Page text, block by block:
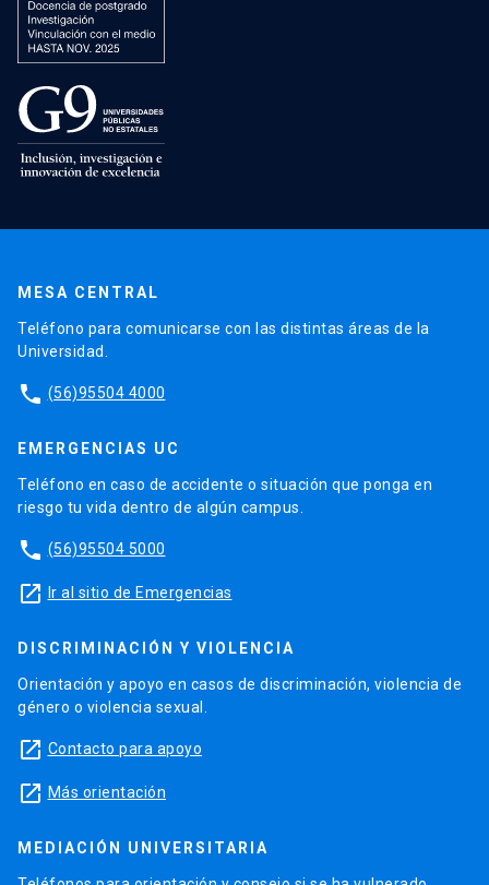
MESA CENTRAL
Teléfono para comunicarse con las distintas áreas de la
Universidad.
phone (56)95504 4000
EMERGENCIAS UC
Teléfono en caso de accidente o situación que ponga en
riesgo tu vida dentro de algún campus.
phone (56)95504 5000
launch Ir al sitio de Emergencias
DISCRIMINACIÓN Y VIOLENCIA
Orientación y apoyo en casos de discriminación, violencia de
género o violencia sexual.
launch Contacto para apoyo
launch Más orientación
MEDIACIÓN UNIVERSITARIA